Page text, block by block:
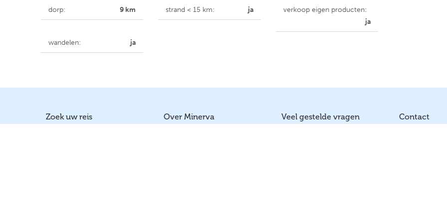
dorp: 9 km strand < 15 km: ja
verkoop eigen producten:
ja
wandelen: ja
Zoek uw reis Over Minerva Veel gestelde vragen Contact